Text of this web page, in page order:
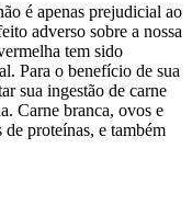
é apenas prejudicial ao
adverso sobre a nossa
tem sido
Para o benefício de sua
sua ingestão de carne
Carne branca, ovos e
proteínas, e também